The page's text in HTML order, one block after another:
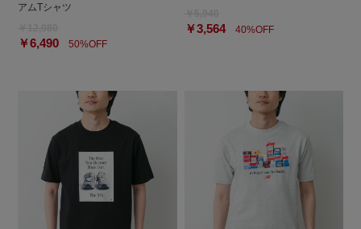
アムTシャツ
￥6,490 50%OFF
￥3,56440%OFF